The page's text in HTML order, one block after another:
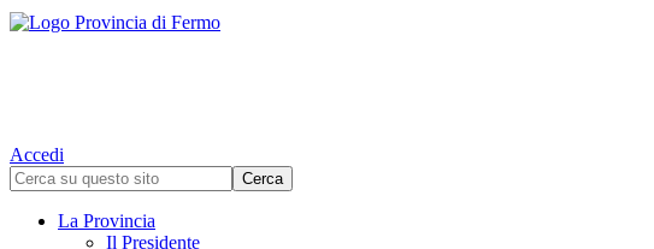
Accedi
La Provincia
Il Presidente